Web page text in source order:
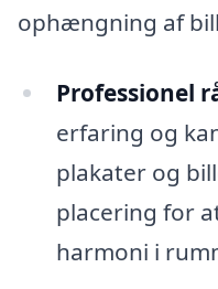
ophængning af
Professionel
erfaring og
plakater og
placering for
harmoni i